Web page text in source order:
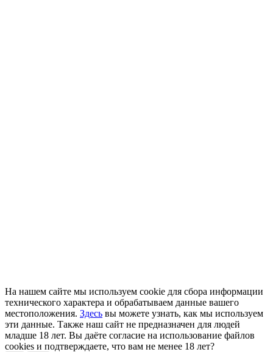
На нашем сайте мы используем cookie для сбора информации
технического характера и обрабатываем данные вашего
местоположения. Здесь вы можете узнать, как мы используем
эти данные. Также наш сайт не предназначен для людей
младше 18 лет. Вы даёте согласие на использование файлов
cookies и подтверждаете, что вам не менее 18 лет?